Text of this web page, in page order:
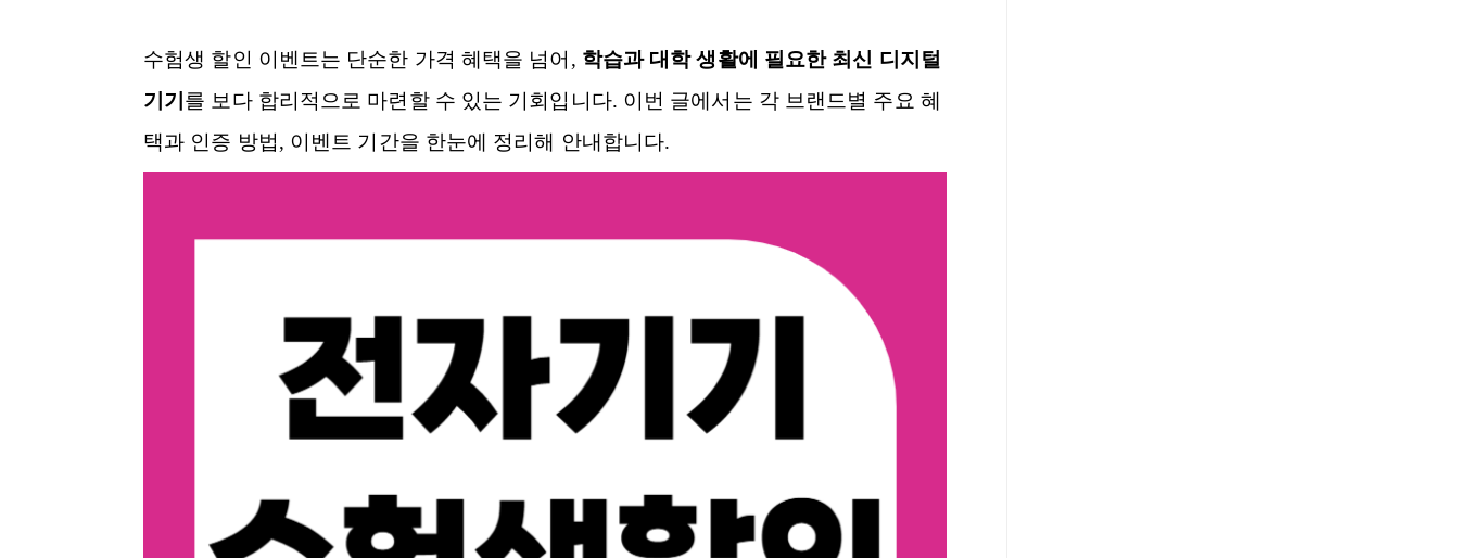
수험생 할인 이벤트는 단순한 가격 혜택을 넘어, 학습과 대학 생활에 필요한 최신 디지털
기기 를 보다 합리적으로 마련할 수 있는 기회입니다. 이번 글에서는 각 브랜드별 주요 혜
택과 인증 방법, 이벤트 기간을 한눈에 정리해 안내합니다.